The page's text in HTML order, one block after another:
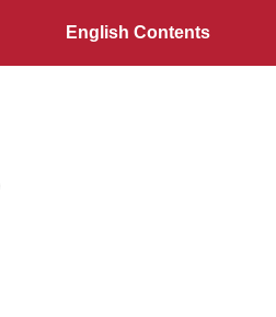
English Contents